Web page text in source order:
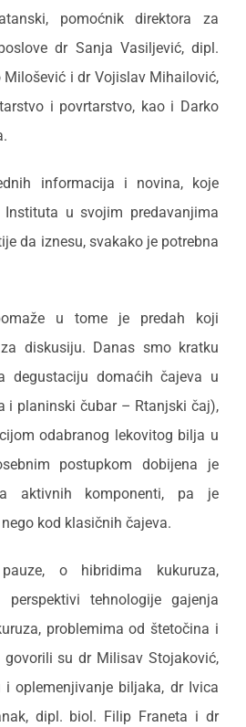
pomoćnik direktora za
dr Sanja Vasiljević, dipl.
i dr Vojislav Mihailović,
i povrtarstvo, kao i Darko
informacija i novina, koje
u svojim predavanjima
da iznesu, svakako je potrebna
u tome je predah koji
diskusiju. Danas smo kratku
degustaciju domaćih čajeva u
i planinski čubar – Rtanjski čaj),
odabranog lekovitog bilja u
postupkom dobijena je
aktivnih komponenti, pa je
kod klasičnih čajeva.
o hibridima kukuruza,
tehnologije gajenja
problemima od štetočina i
govorili su dr Milisav Stojaković,
oplemenjivanje biljaka, dr Ivica
dipl. biol. Filip Franeta i dr